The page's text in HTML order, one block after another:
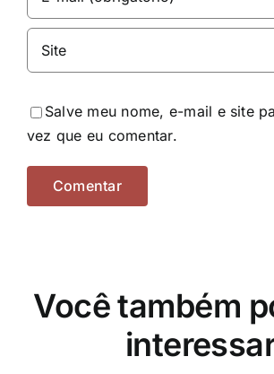
Salve meu nome, e-mail e site
vez que eu comentar.
Você também